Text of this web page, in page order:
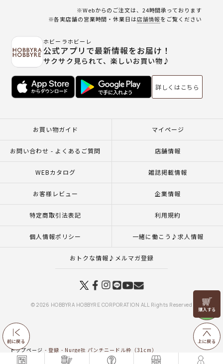
前に戻る
リリヤン
フェア
上に戻る
※Webからのご注文は、24時間承っております
※各実店舗の営業時間・休業日は店舗情報をご覧ください
ホビーラホビーレ
公式アプリで最新情報をお届け！
サクサク見られて、楽しいお買い物♪
詳しくはこちら
お買い物ガイド マイページ
お問い合わせ - よくあるご質問 店舗情報
WEBカタログ 雑誌掲載情報
お客様レビュー 企業情報
特定商取引法表記 利用規約
個人情報ポリシー 一緒に働こう♪求人情報
おトクな情報♪メルマガ登録
© 2026 HOBBYRA HOBBYRE CORPORATION ALL Rights Reserved
トップページ 登録
Nurge社 パンチニードル枠（31cm）
トップページ
特集一覧 Nurge社の刺しゅう道具 Nurge社 パンチニードル枠（